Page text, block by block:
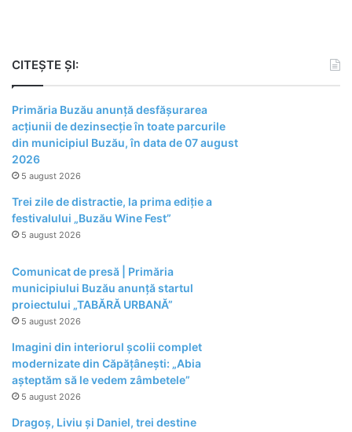
CITEȘTE ȘI:
Primăria Buzău anunță desfășurarea
acțiunii de dezinsecție în toate parcurile
din municipiul Buzău, în data de 07 august
2026
5 august 2026
Trei zile de distractie, la prima ediție a
festivalului „Buzău Wine Fest”
5 august 2026
Comunicat de presă | Primăria
municipiului Buzău anunță startul
proiectului „TABĂRĂ URBANĂ”
5 august 2026
Imagini din interiorul școlii complet
modernizate din Căpățânești: „Abia
așteptăm să le vedem zâmbetele”
5 august 2026
Dragoș, Liviu și Daniel, trei destine